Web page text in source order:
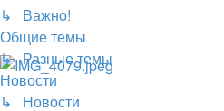
↳ Важно!
Общие темы
↳ Разные темы
Новости
↳ Новости